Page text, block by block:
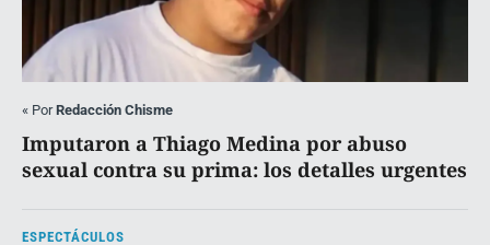
« PorRedacción Chisme
Imputaron a Thiago Medina por abuso
sexual contra su prima: los detalles urgentes
ESPECTÁCULOS